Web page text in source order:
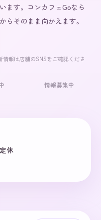
ます。コンカフェGoなら
らそのまま向かえます。
報は店舗のSNSをご確認くださ
情報募集中
休